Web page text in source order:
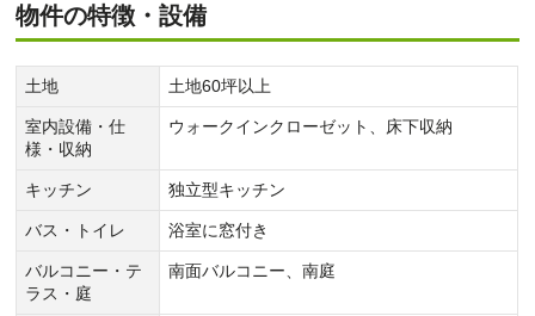
物件の特徴・設備
土地 土地60坪以上
室内設備・仕
様・収納
ウォークインクローゼット、床下収納
キッチン 独立型キッチン
バス・トイレ 浴室に窓付き
バルコニー・テ
ラス・庭
南面バルコニー、南庭